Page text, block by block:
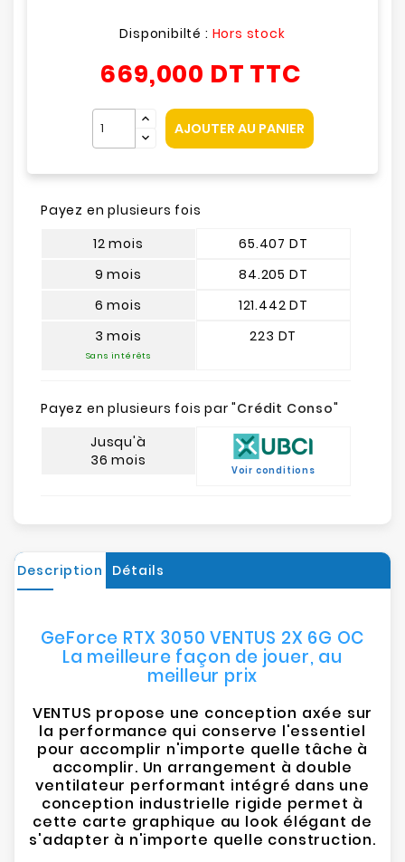
Disponibilté : Hors stock
669,000 DT TTC
AJOUTER AU PANIER
Payez en plusieurs fois
12 mois
9 mois
6 mois
3 mois
Sans intérêts
65.407 DT
84.205 DT
121.442 DT
223 DT
Payez en plusieurs fois par "Crédit Conso"
Jusqu'à
36 mois
Voir conditions
Description Détails
GeForce RTX 3050 VENTUS 2X 6G OC
La meilleure façon de jouer, au
meilleur prix
VENTUS propose une conception axée sur
la performance qui conserve l'essentiel
pour accomplir n'importe quelle tâche à
accomplir. Un arrangement à double
ventilateur performant intégré dans une
conception industrielle rigide permet à
cette carte graphique au look élégant de
s'adapter à n'importe quelle construction.